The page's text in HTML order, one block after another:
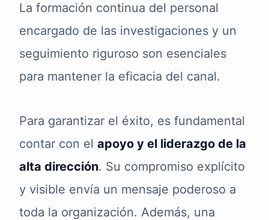
La formación continua del personal
encargado de las investigaciones y un
seguimiento riguroso son esenciales
para mantener la eficacia del canal.
Para garantizar el éxito, es fundamental
contar con el apoyo y el liderazgo de la
alta dirección. Su compromiso explícito
y visible envía un mensaje poderoso a
toda la organización. Además, una